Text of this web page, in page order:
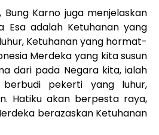
Karno juga menjelaskan
Esa adalah Ketuhanan yang
Ketuhanan yang hormat-
Merdeka yang kita susun
dari pada Negara kita, ialah
berbudi pekerti yang luhur,
Hatiku akan berpesta raya,
berazaskan Ketuhanan